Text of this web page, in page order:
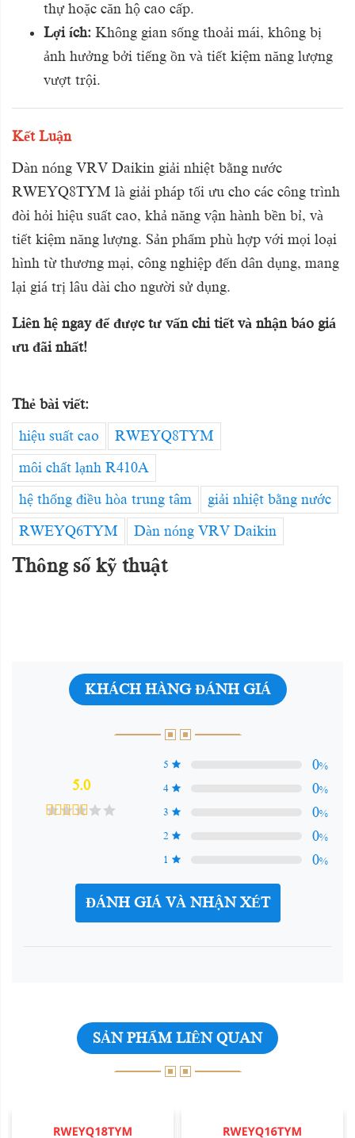
thự hoặc căn hộ cao cấp.
Lợi ích: Không gian sống thoải mái, không bị
ảnh hưởng bởi tiếng ồn và tiết kiệm năng lượng
vượt trội.
Kết Luận
Dàn nóng VRV Daikin giải nhiệt bằng nước
RWEYQ8TYM là giải pháp tối ưu cho các công trình
đòi hỏi hiệu suất cao, khả năng vận hành bền bỉ, và
tiết kiệm năng lượng. Sản phẩm phù hợp với mọi loại
hình từ thương mại, công nghiệp đến dân dụng, mang
lại giá trị lâu dài cho người sử dụng.
Liên hệ ngay để được tư vấn chi tiết và nhận báo giá
ưu đãi nhất!
Thẻ bài viết:
hiệu suất cao
RWEYQ8TYM
môi chất lạnh R410A
hệ thống điều hòa trung tâm
giải nhiệt bằng nước
RWEYQ6TYM
Dàn nóng VRV Daikin
Thông số kỹ thuật
KHÁCH HÀNG ĐÁNH GIÁ
5.0
5 0%
4
0%
3
0%
2
0%
1
0%
ĐÁNH GIÁ VÀ NHẬN XÉT
SẢN PHẨM LIÊN QUAN